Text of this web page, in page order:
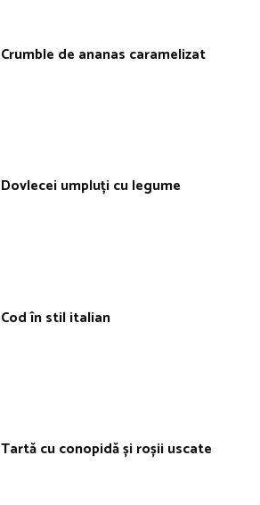
Crumble de ananas caramelizat
Dovlecei umpluți cu legume
Cod în stil italian
Tartă cu conopidă și roșii uscate